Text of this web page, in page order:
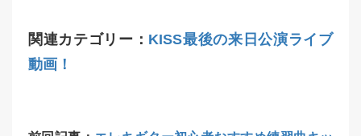
関連カテゴリー： KISS最後の来日公演ライブ
動画！